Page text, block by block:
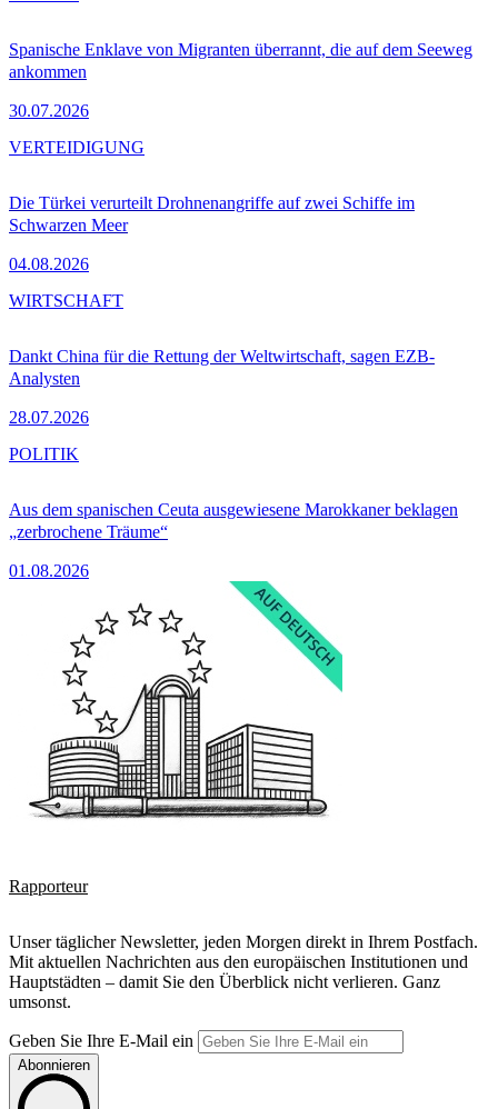
Spanische Enklave von Migranten überrannt, die auf dem Seeweg
ankommen
30.07.2026
Die Türkei verurteilt Drohnenangriffe auf zwei Schiffe im
Schwarzen Meer
04.08.2026
VERTEIDIGUNG
Dankt China für die Rettung der Weltwirtschaft, sagen EZB-
Analysten
28.07.2026
WIRTSCHAFT
Aus dem spanischen Ceuta ausgewiesene Marokkaner beklagen
„zerbrochene Träume“
01.08.2026
POLITIK
Rapporteur
Unser täglicher Newsletter, jeden Morgen direkt in Ihrem Postfach.
Mit aktuellen Nachrichten aus den europäischen Institutionen und
Hauptstädten – damit Sie den Überblick nicht verlieren. Ganz
umsonst.
Geben Sie Ihre E-Mail ein
Abonnieren